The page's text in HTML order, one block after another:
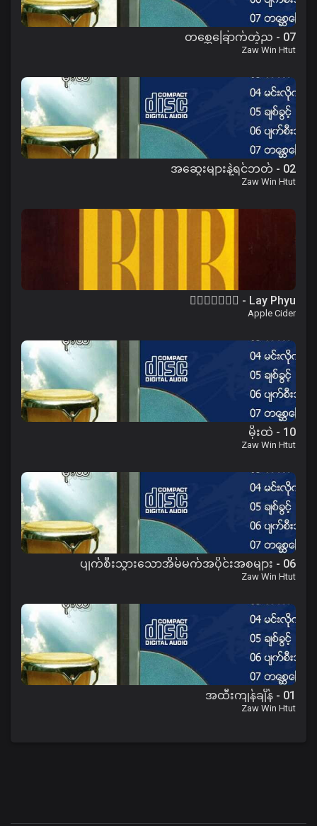
07 - တစ္ဆေခြောက်တဲ့ည
Zaw Win Htut
02 - အဆွေးများနဲ့ရင်ဘတ်
Zaw Win Htut
၀ိေရာဓိ - Lay Phyu
Apple Cider
10 - မိုးထဲ
Zaw Win Htut
06 - ပျက်စီးသွားသောအိမ်မက်အပိုင်းအစများ
Zaw Win Htut
01 - အထီးကျန်ချိန်
Zaw Win Htut